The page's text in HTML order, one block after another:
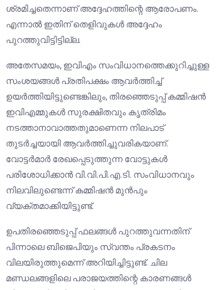
ശ്രമിച്ചതെന്നാണ് അദ്ദേഹത്തിന്റെ ആരോപണം.
എന്നാൽ ഇതിന് തെളിവുകൾ അദ്ദേഹം
പുറത്തുവിട്ടിട്ടില്ല.
അതേസമയം, ഇവിഎം സംവിധാനത്തെക്കുറിച്ചുള്ള
സംശയങ്ങൾ പ്രതിപക്ഷം ആവർത്തിച്ച്
ഉയർത്തിയിട്ടുണ്ടെങ്കിലും, തിരഞ്ഞെടുപ്പ് കമ്മിഷൻ
ഇവിഎമ്മുകൾ സുരക്ഷിതവും കൃത്രിമം
നടത്താനാവാത്തതുമാണെന്ന നിലപാട്
തുടർച്ചയായി ആവർത്തിച്ചുവരികയാണ്.
വോട്ടർമാർ രേഖപ്പെടുത്തുന്ന വോട്ടുകൾ
പരിശോധിക്കാൻ വി.വി.പി.എ.ടി. സംവിധാനവും
നിലവിലുണ്ടെന്ന് കമ്മിഷൻ മുൻപും
വ്യക്തമാക്കിയിട്ടുണ്ട്.
ഉപതിരഞ്ഞെടുപ്പ് ഫലങ്ങൾ പുറത്തുവന്നതിന്
പിന്നാലെ ബിജെപിയും സ്വന്തം പ്രകടനം
വിലയിരുത്തുമെന്ന് അറിയിച്ചിട്ടുണ്ട്. ചില
മണ്ഡലങ്ങളിലെ പരാജയത്തിന്റെ കാരണങ്ങൾ